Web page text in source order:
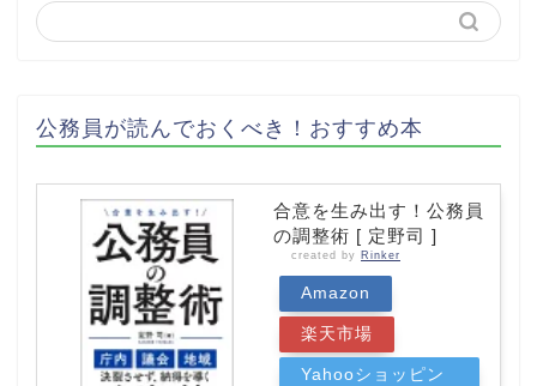
公務員が読んでおくべき！おすすめ本
合意を生み出す！公務員
の調整術 [ 定野司 ]
created by Rinker
Amazon
楽天市場
Yahooショッピン